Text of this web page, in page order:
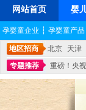
网站首页 婴
孕婴童企业 ┆ 孕婴童产品
地区招商 北京 天津
专题推荐
重磅！央
不能再单纯地销售产品,